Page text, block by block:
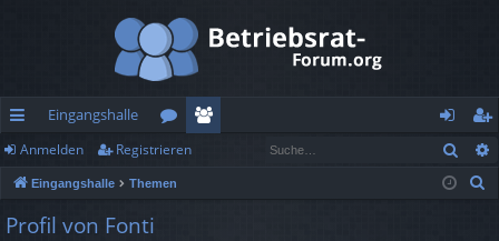
ch
ne
llz
Eingangshalle
or
en
n
m
eg
ist
Anmelden Registrieren
Eingangshalle Themen
Profil von Fonti